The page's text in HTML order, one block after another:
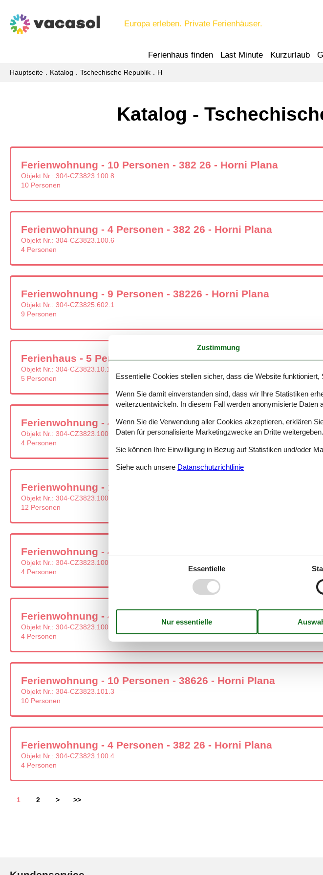
Europa erleben. Private Ferienhäuser.
Ferienhaus finden Last Minute Kurzurlaub
Hauptseite Katalog Tschechische Republik H
Katalog -
Ferienwohnung - 10 Personen - 382 26 - Horni Plana
Objekt Nr.: 304-CZ3823.100.8
10 Personen
Ferienwohnung - 4 Personen - 382 26 - Horni Plana
Objekt Nr.: 304-CZ3823.100.6
4 Personen
Ferienwohnung - 9 Personen - 38226 - Horni Plana
Objekt Nr.: 304-CZ3825.602.1
9 Personen
Ferienhaus - 5 Personen - 382 26 - Horni Plana
Objekt Nr.: 304-CZ3823.10.1
5 Personen
Ferienwohnung - 4 Personen - 382 26 - Horni Plana
Objekt Nr.: 304-CZ3823.100.5
4 Personen
Ferienwohnung - 12 Personen - 382 26 - Horni Plana
Objekt Nr.: 304-CZ3823.100.7
12 Personen
Ferienwohnung - 4 Personen - 382 26 - Horni Plana
Objekt Nr.: 304-CZ3823.100.3
4 Personen
Ferienwohnung - 4 Personen - 382 26 - Horni Plana
Objekt Nr.: 304-CZ3823.100.1
4 Personen
Ferienwohnung - 10 Personen - 38626 - Horni Plana
Objekt Nr.: 304-CZ3823.101.3
10 Personen
Ferienwohnung - 4 Personen - 382 26 - Horni Plana
Objekt Nr.: 304-CZ3823.100.4
4 Personen
1 2 > >>
Zustimmung
Essentielle Cookies stellen sicher, dass die Website
Wenn Sie damit einverstanden sind, dass wir Ihre Statistiken
weiterzuentwickeln. In diesem Fall werden anonymisierte Daten
Wenn Sie die Verwendung aller Cookies akzeptieren, erklären
Daten für personalisierte Marketingzwecke an Dritte weitergeben.
Sie können Ihre Einwilligung in Bezug auf Statistiken und/oder
Siehe auch unsere Datanschutzrichtlinie
Essentielle